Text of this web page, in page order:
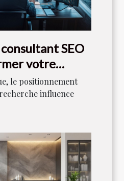
SEO
votre
le positionnement
influence